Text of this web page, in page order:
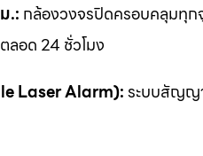
.: กล้องวงจรปิดครอบคลุมทุก
อด 24 ชั่วโมง
Laser Alarm):ระบบสัญญ